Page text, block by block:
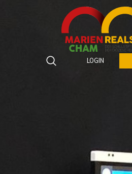
LOGIN
Suchbegriffe
Marienrealschule Cham
Katzberger Straße 5
Cham